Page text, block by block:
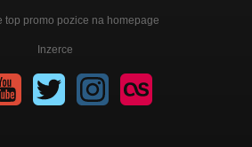
top promo pozice na homepage
Inzerce